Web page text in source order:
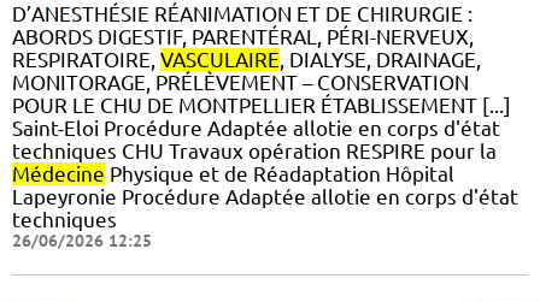
D’ANESTHÉSIE RÉANIMATION ET DE CHIRURGIE :
ABORDS DIGESTIF, PARENTÉRAL, PÉRI-NERVEUX,
RESPIRATOIRE, VASCULAIRE , DIALYSE, DRAINAGE,
MONITORAGE, PRÉLÈVEMENT – CONSERVATION
POUR LE CHU DE MONTPELLIER ÉTABLISSEMENT [...]
Saint-Eloi Procédure Adaptée allotie en corps d'état
techniques CHU Travaux opération RESPIRE pour la
Médecine Physique et de Réadaptation Hôpital
Lapeyronie Procédure Adaptée allotie en corps d'état
techniques
26/06/2026 12:25